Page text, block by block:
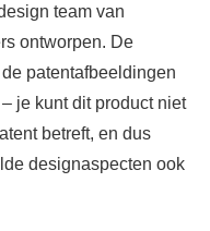
team van
ontworpen. De
patentafbeeldingen
je kunt dit product niet
betreft, en dus
designaspecten ook